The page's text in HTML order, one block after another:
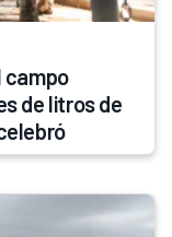
campo
de litros de